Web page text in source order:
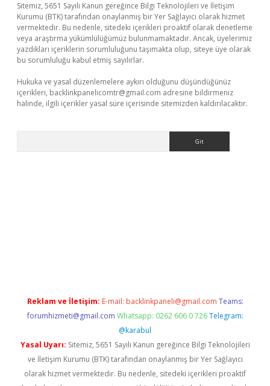
Sitemiz, 5651 Sayılı Kanun gereğince Bilgi Teknolojileri ve İletişim
Kurumu (BTK) tarafından onaylanmış bir Yer Sağlayıcı olarak hizmet
vermektedir. Bu nedenle, sitedeki içerikleri proaktif olarak denetleme
veya araştırma yükümlülüğümüz bulunmamaktadır. Ancak, üyelerimiz
yazdıkları içeriklerin sorumluluğunu taşımakta olup, siteye üye olarak
bu sorumluluğu kabul etmiş sayılırlar.
Hukuka ve yasal düzenlemelere aykırı olduğunu düşündüğünüz
içerikleri, backlinkpanelicomtr@gmail.com adresine bildirmeniz
halinde, ilgili içerikler yasal süre içerisinde sitemizden kaldırılacaktır.
Reklam ve İletişim: E-mail: backlinkpaneli@gmail.com Teams:
forumhizmeti@gmail.com Whatsapp: 0262 606 0 726 Telegram:
@karabul
Yasal Uyarı: Sitemiz, 5651 Sayılı Kanun gereğince Bilgi Teknolojileri
ve İletişim Kurumu (BTK) tarafından onaylanmış bir Yer Sağlayıcı
olarak hizmet vermektedir. Bu nedenle, sitedeki içerikleri proaktif